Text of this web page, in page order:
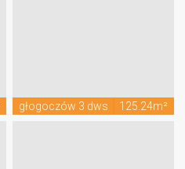
głogoczów 3 dws 125.24m²